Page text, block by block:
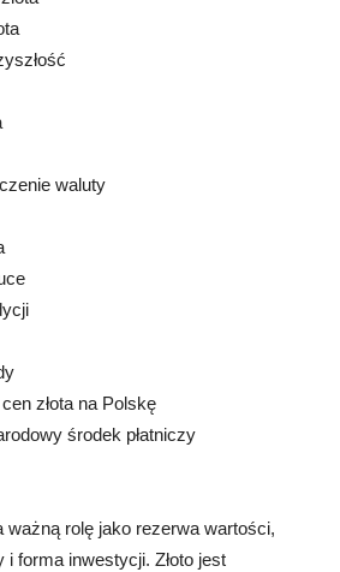
waluty
złota na Polskę
środek płatniczy
ważną rolę jako rezerwa wartości,
forma inwestycji. Złoto jest